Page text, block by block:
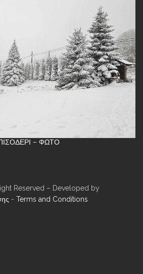
– ΦΩΤΌ
Reserved – Developed by
- Terms and Conditions